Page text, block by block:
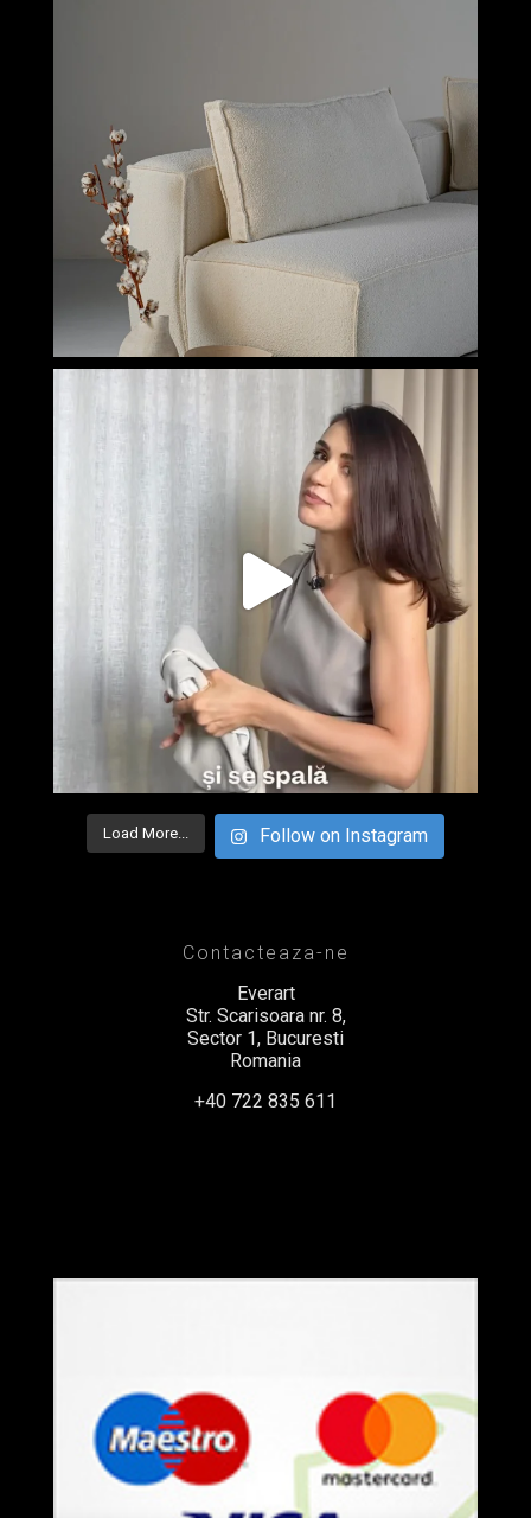
Load More... Follow on Instagram
Contacteaza-ne
Everart
Str. Scarisoara nr. 8,
Sector 1, Bucuresti
Romania
+40 722 835 611